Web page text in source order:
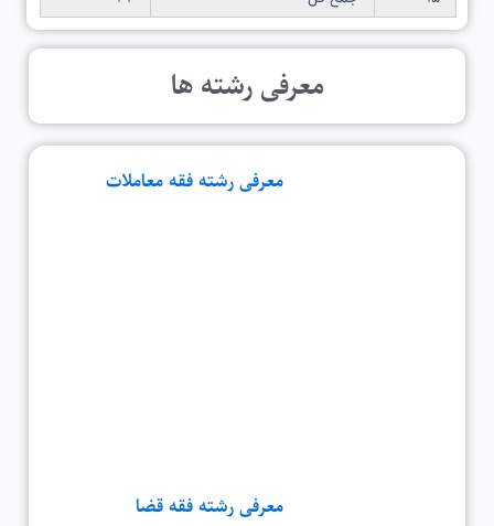
معرفی رشته ها
معرفی رشته فقه معاملات
معرفی رشته فقه قضا